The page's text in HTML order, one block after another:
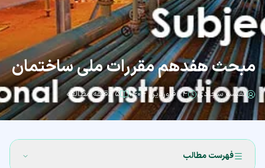
مبحث هفدهم مقررات ملی ساختمان
نفیسه سجادی ۲۴ فروردین ۱۴۰۴ ۵ دقیقه مطالعه
فهرست مطالب